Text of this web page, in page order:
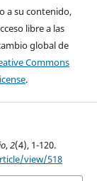
a su contenido,
libre a las
global de
Commons
.
,2(4), 1-120.
view/518